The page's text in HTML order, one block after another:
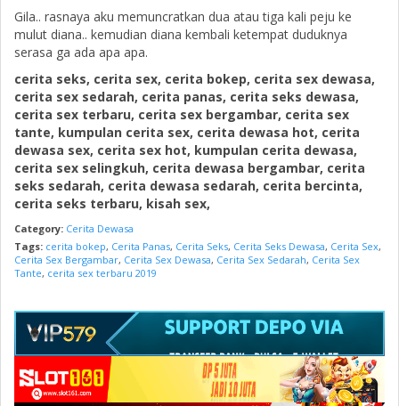
Gila.. rasnaya aku memuncratkan dua atau tiga kali peju ke
mulut diana.. kemudian diana kembali ketempat duduknya
serasa ga ada apa apa.
cerita seks, cerita sex, cerita bokep, cerita sex dewasa,
cerita sex sedarah, cerita panas, cerita seks dewasa,
cerita sex terbaru, cerita sex bergambar, cerita sex
tante, kumpulan cerita sex, cerita dewasa hot, cerita
dewasa sex, cerita sex hot, kumpulan cerita dewasa,
cerita sex selingkuh, cerita dewasa bergambar, cerita
seks sedarah, cerita dewasa sedarah, cerita bercinta,
cerita seks terbaru, kisah sex,
Category: Cerita Dewasa
Tags: cerita bokep, Cerita Panas, Cerita Seks, Cerita Seks Dewasa, Cerita Sex,
Cerita Sex Bergambar, Cerita Sex Dewasa, Cerita Sex Sedarah, Cerita Sex
Tante, cerita sex terbaru 2019